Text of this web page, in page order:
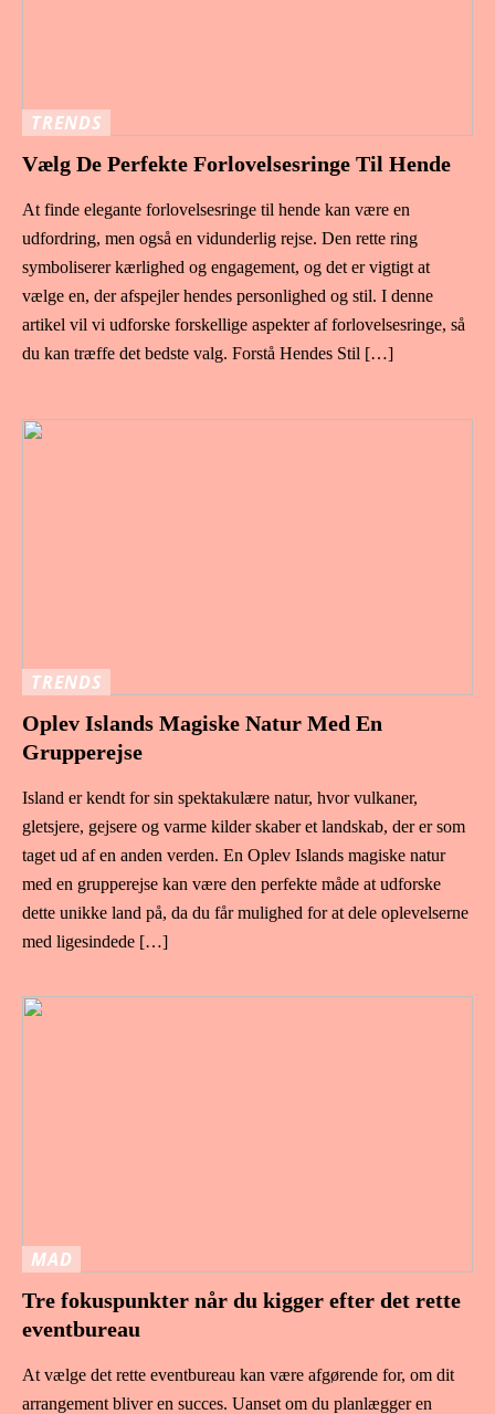
TRENDS
Vælg De Perfekte Forlovelsesringe Til Hende
At finde elegante forlovelsesringe til hende kan være en
udfordring, men også en vidunderlig rejse. Den rette ring
symboliserer kærlighed og engagement, og det er vigtigt at
vælge en, der afspejler hendes personlighed og stil. I denne
artikel vil vi udforske forskellige aspekter af forlovelsesringe, så
du kan træffe det bedste valg. Forstå Hendes Stil […]
TRENDS
Oplev Islands Magiske Natur Med En
Grupperejse
Island er kendt for sin spektakulære natur, hvor vulkaner,
gletsjere, gejsere og varme kilder skaber et landskab, der er som
taget ud af en anden verden. En Oplev Islands magiske natur
med en grupperejse kan være den perfekte måde at udforske
dette unikke land på, da du får mulighed for at dele oplevelserne
med ligesindede […]
MAD
Tre fokuspunkter når du kigger efter det rette
eventbureau
At vælge det rette eventbureau kan være afgørende for, om dit
arrangement bliver en succes. Uanset om du planlægger en